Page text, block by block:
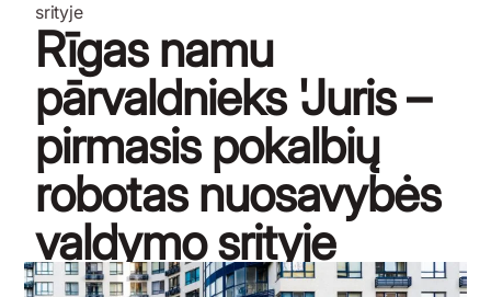
srityje
Rīgas namu
pārvaldnieks 'Juris –
pirmasis pokalbių
robotas nuosavybės
valdymo srityje
4 rugsėjo, 2023 m.